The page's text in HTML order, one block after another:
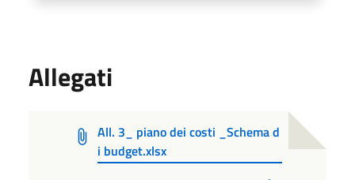
Allegati
All. 3_ piano dei costi _Schema d
i budget.xlsx